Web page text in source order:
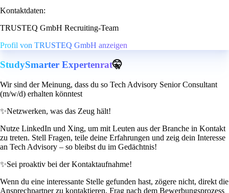
Kontaktdaten:
TRUSTEQ GmbH Recruiting-Team
Profil von TRUSTEQ GmbH anzeigen
StudySmarter Expertenrat🤫
Wir sind der Meinung, dass du so Tech Advisory Senior Consultant
(m/w/d) erhalten könntest
✨Netzwerken, was das Zeug hält!
Nutze LinkedIn und Xing, um mit Leuten aus der Branche in Kontakt
zu treten. Stell Fragen, teile deine Erfahrungen und zeig dein Interesse
an Tech Advisory – so bleibst du im Gedächtnis!
✨Sei proaktiv bei der Kontaktaufnahme!
Wenn du eine interessante Stelle gefunden hast, zögere nicht, direkt die
Ansprechpartner zu kontaktieren. Frag nach dem Bewerbungsprozess